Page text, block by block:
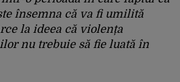
însemna că va fi umilită
la ideea că violența
nu trebuie să fie luată în